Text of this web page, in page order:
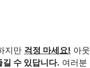
지만 걱정 마세요! 아웃
길 수 있답니다. 여러분